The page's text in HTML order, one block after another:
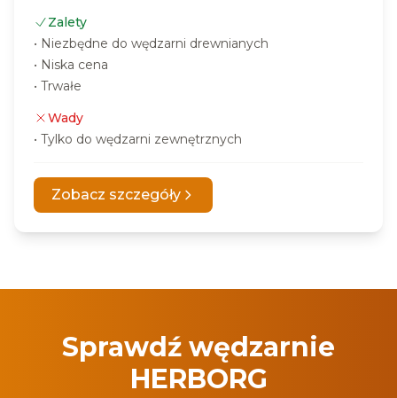
Zalety
• Niezbędne do wędzarni drewnianych
• Niska cena
• Trwałe
Wady
• Tylko do wędzarni zewnętrznych
Zobacz szczegóły
Sprawdź wędzarnie
HERBORG